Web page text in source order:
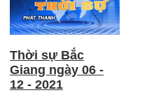
Thời sự Bắc
Giang ngày 06 -
12 - 2021